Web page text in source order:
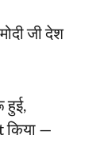
जी देश
किया —